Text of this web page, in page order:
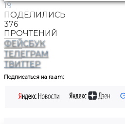
19
ПОДЕЛИЛИСЬ
376
ПРОЧТЕНИЙ
ФЕЙСБУК
ТЕЛЕГРАМ
ТВИТТЕР
Подписаться на ra.am: